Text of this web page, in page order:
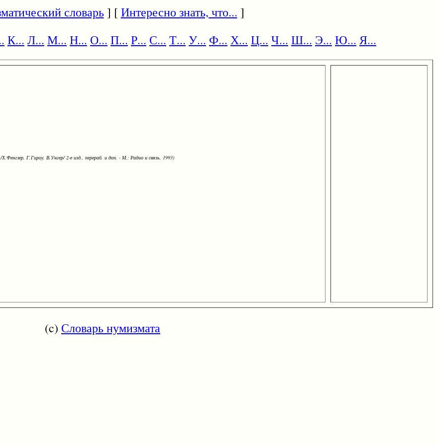
словарь] [Интересно знать, что... ]
К... Л... М... Н... О... П... Р... С... Т... У... Ф... Х... Ц... Ч... Ш... Э... Ю... Я...
Г.Гироу, В.Унгер/ 2-е изд., перераб. и доп. - М.: Радио и связь, 1993)
(c) Словарь нумизмата